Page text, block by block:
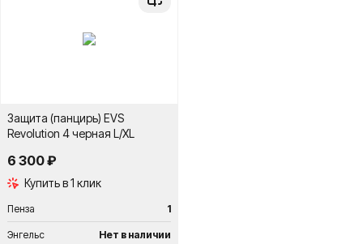
Защита (панцирь) EVS
Revolution 4 черная L/XL
6 300 ₽
Купить в 1 клик
Пенза 1
Энгельс Нет в наличии